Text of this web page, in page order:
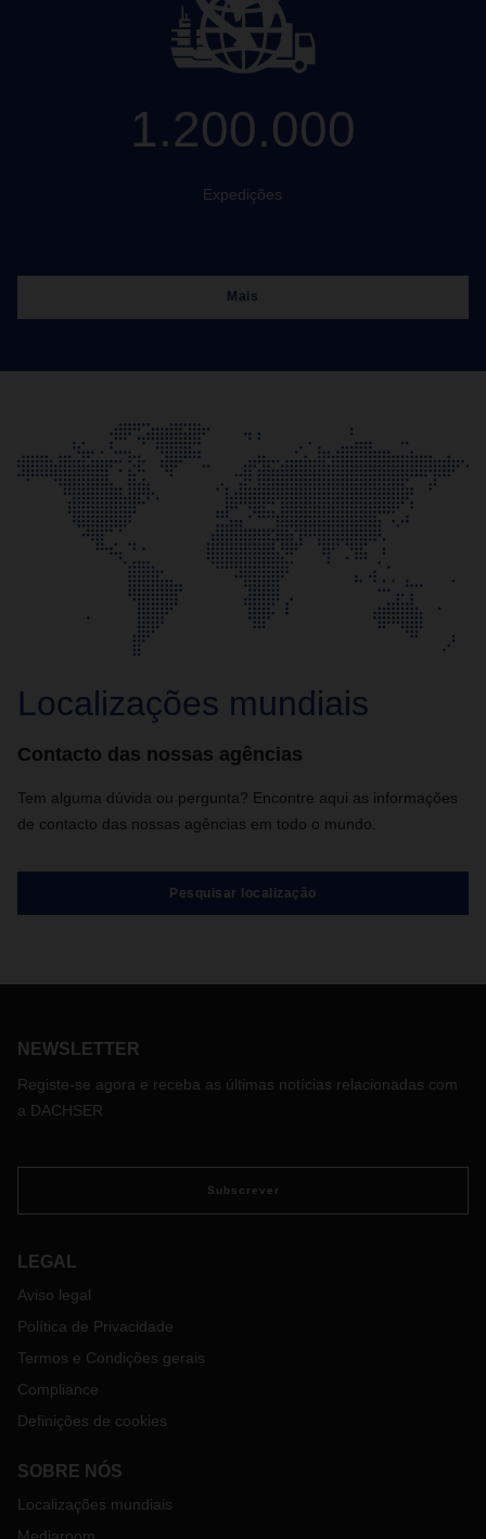
1.200.000
Expedições
Mais
Localizações mundiais
Contacto das nossas agências
Tem alguma dúvida ou pergunta? Encontre aqui as informações
de contacto das nossas agências em todo o mundo.
Pesquisar localização
NEWSLETTER
Registe-se agora e receba as últimas notícias relacionadas com
a DACHSER
Subscrever
LEGAL
Aviso legal
Política de Privacidade
Termos e Condições gerais
Compliance
Definições de cookies
SOBRE NÓS
Localizações mundiais